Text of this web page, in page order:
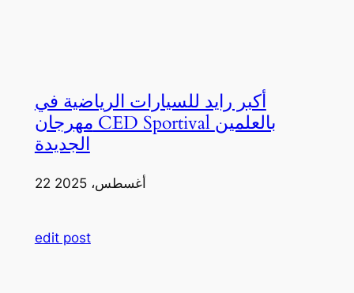
أكبر رايد للسيارات الرياضية في
مهرجان CED Sportival بالعلمين
الجديدة
22 أغسطس، 2025
edit post